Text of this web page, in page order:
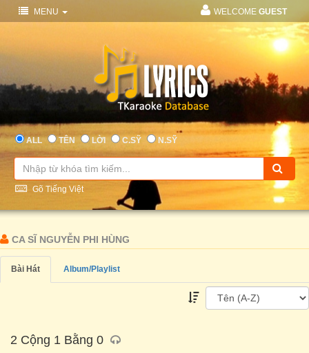
MENU WELCOME GUEST
ALL TÊN LỜI C.SỸ N.SỸ
Gõ Tiếng Việt
CA SĨ NGUYỄN PHI HÙNG
Bài Hát Album/Playlist
2 Cộng 1 Bằng 0